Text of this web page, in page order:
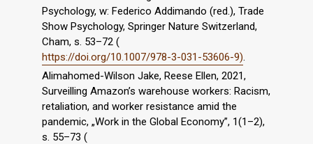
Psychology, w: Federico Addimando (red.), Trade
Show Psychology, Springer Nature Switzerland,
Cham, s. 53–72 (
https://doi.org/10.1007/978-3-031-53606-9).
Alimahomed-Wilson Jake, Reese Ellen, 2021,
Surveilling Amazon’s warehouse workers: Racism,
retaliation, and worker resistance amid the
pandemic, „Work in the Global Economy”, 1(1–2),
s. 55–73 (